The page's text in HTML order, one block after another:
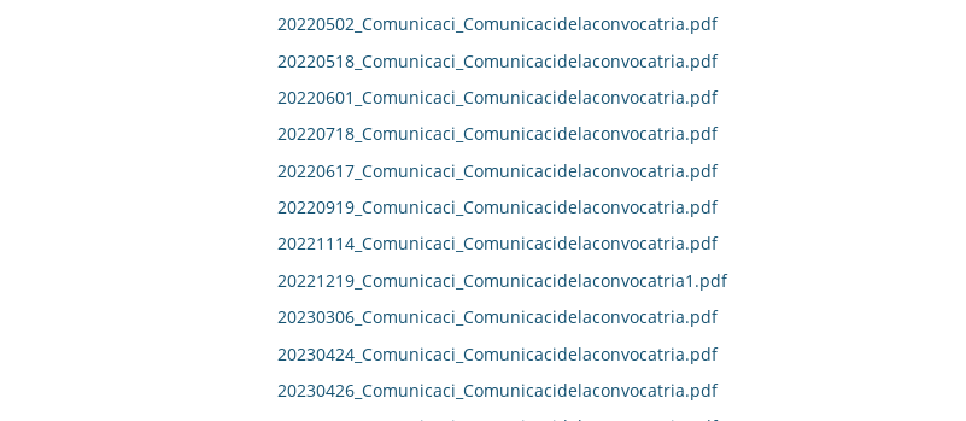
20220502_Comunicaci_Comunicacidelaconvocatria.pdf
20220518_Comunicaci_Comunicacidelaconvocatria.pdf
20220601_Comunicaci_Comunicacidelaconvocatria.pdf
20220718_Comunicaci_Comunicacidelaconvocatria.pdf
20220617_Comunicaci_Comunicacidelaconvocatria.pdf
20220919_Comunicaci_Comunicacidelaconvocatria.pdf
20221114_Comunicaci_Comunicacidelaconvocatria.pdf
20221219_Comunicaci_Comunicacidelaconvocatria1.pdf
20230306_Comunicaci_Comunicacidelaconvocatria.pdf
20230424_Comunicaci_Comunicacidelaconvocatria.pdf
20230426_Comunicaci_Comunicacidelaconvocatria.pdf